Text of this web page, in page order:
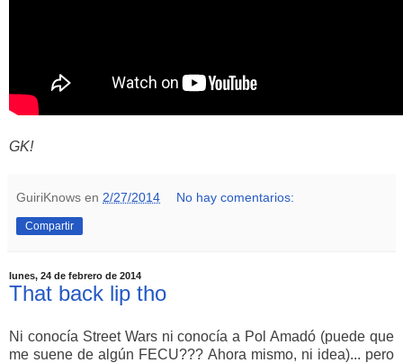
GK!
GuiriKnows en 2/27/2014 No hay comentarios:
Compartir
lunes, 24 de febrero de 2014
That back lip tho
Ni conocía Street Wars ni conocía a Pol Amadó (puede que
me suene de algún FECU??? Ahora mismo, ni idea)... pero